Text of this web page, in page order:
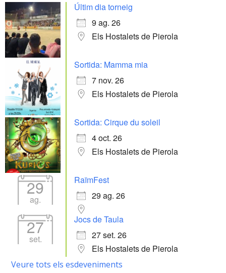
Últim dia torneig
9 ag. 26
Els Hostalets de Pierola
Sortida: Mamma mia
7 nov. 26
Els Hostalets de Pierola
Sortida: Cirque du soleil
4 oct. 26
Els Hostalets de Pierola
29
ag.
RaïmFest
29 ag. 26
27
set.
Jocs de Taula
27 set. 26
Els Hostalets de Pierola
Veure tots els esdeveniments